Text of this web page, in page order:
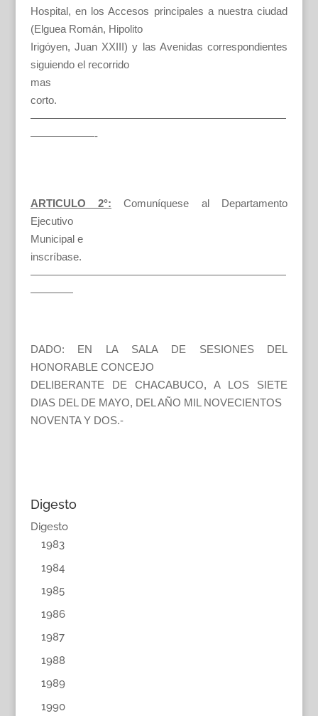
Hospital, en los Accesos principales a nuestra ciudad
(Elguea Román, Hipolito
Irigóyen, Juan XXIII) y las Avenidas correspondientes
siguiendo el recorrido
mas
corto.
————————————————————————
——————-
ARTICULO 2°: Comuníquese al Departamento
Ejecutivo
Municipal e
inscríbase.
————————————————————————
————
DADO: EN LA SALA DE SESIONES DEL
HONORABLE CONCEJO
DELIBERANTE DE CHACABUCO, A LOS SIETE
DIAS DEL DE MAYO, DEL AÑO MIL NOVECIENTOS
NOVENTA Y DOS.-
Digesto
Digesto
1983
1984
1985
1986
1987
1988
1989
1990